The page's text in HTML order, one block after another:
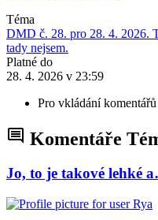
Téma
DMD č. 28. pro 28. 4. 2026.
tady nejsem.
Platné do
28. 4. 2026 v 23:59
Pro vkládání komentářů
Komentáře
Jo, to je takové lehké